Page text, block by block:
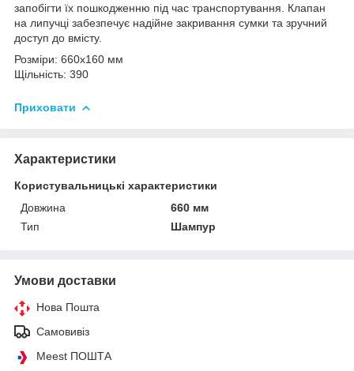
запобігти їх пошкодженню під час транспортування. Клапан
на липучці забезпечує надійне закривання сумки та зручний
доступ до вмісту.
Розміри: 660х160 мм
Щільність: 390
Приховати
Характеристики
Користувальницькі характеристики
Довжина
660 мм
Тип
Шампур
Умови доставки
Нова Пошта
Самовивіз
Meest ПОШТА